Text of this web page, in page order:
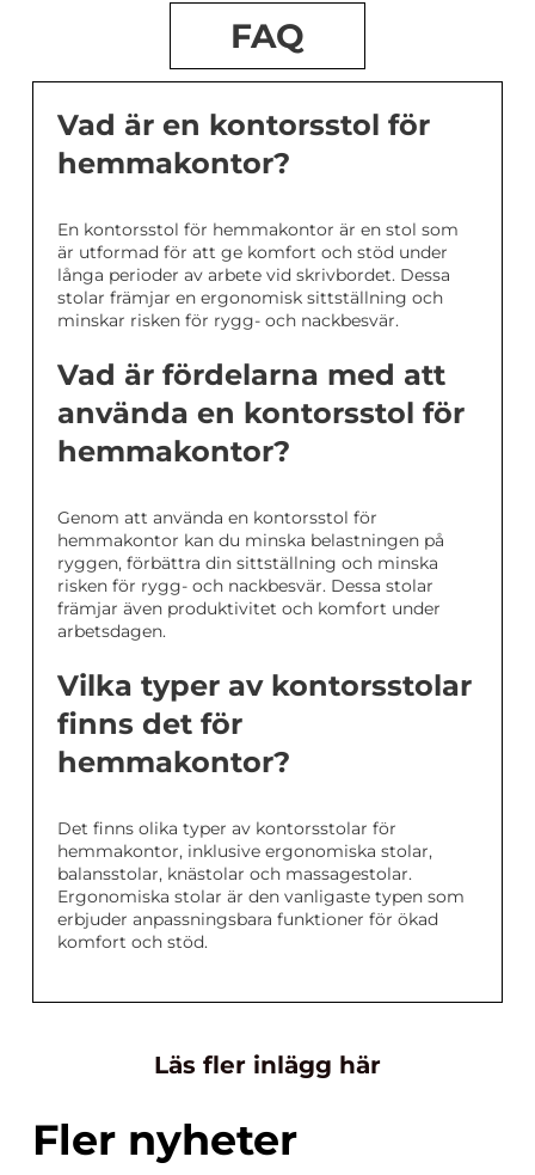
FAQ
Vad är en kontorsstol för
hemmakontor?
En kontorsstol för hemmakontor är en stol som
är utformad för att ge komfort och stöd under
långa perioder av arbete vid skrivbordet. Dessa
stolar främjar en ergonomisk sittställning och
minskar risken för rygg- och nackbesvär.
Vad är fördelarna med att
använda en kontorsstol för
hemmakontor?
Genom att använda en kontorsstol för
hemmakontor kan du minska belastningen på
ryggen, förbättra din sittställning och minska
risken för rygg- och nackbesvär. Dessa stolar
främjar även produktivitet och komfort under
arbetsdagen.
Vilka typer av kontorsstolar
finns det för
hemmakontor?
Det finns olika typer av kontorsstolar för
hemmakontor, inklusive ergonomiska stolar,
balansstolar, knästolar och massagestolar.
Ergonomiska stolar är den vanligaste typen som
erbjuder anpassningsbara funktioner för ökad
komfort och stöd.
Läs fler inlägg här
Fler nyheter